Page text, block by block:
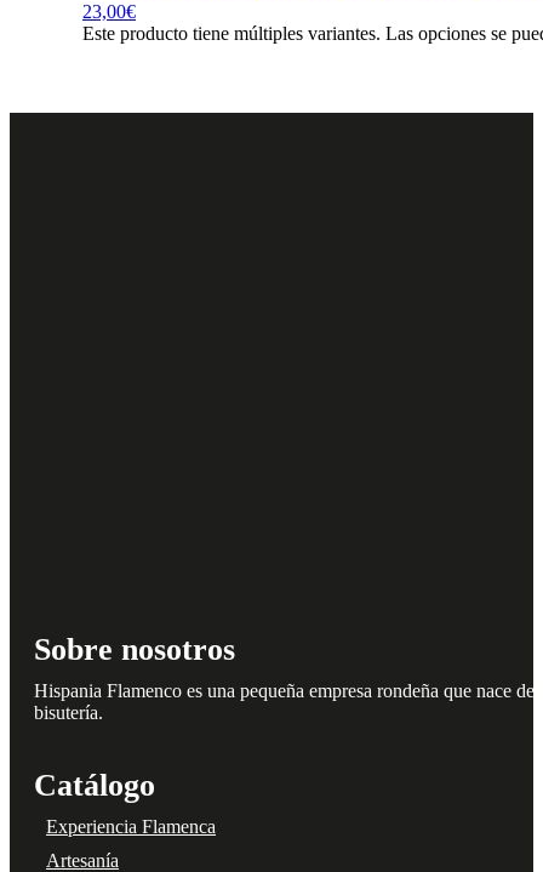
23,00€
Este producto tiene múltiples variantes. Las opciones se
Sobre nosotros
Hispania Flamenco es una pequeña empresa rondeña que nace
bisutería.
Catálogo
Experiencia Flamenca
Artesanía